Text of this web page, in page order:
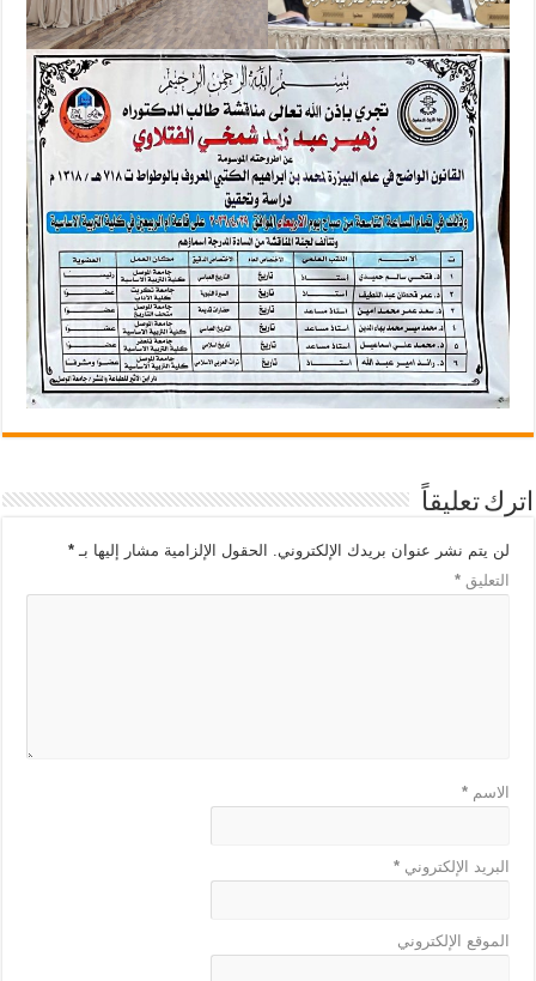
اترك تعليقاً
لن يتم نشر عنوان بريدك الإلكتروني. الحقول الإلزامية مشار إليها بـ*
التعليق*
الاسم*
البريد الإلكتروني*
الموقع الإلكتروني